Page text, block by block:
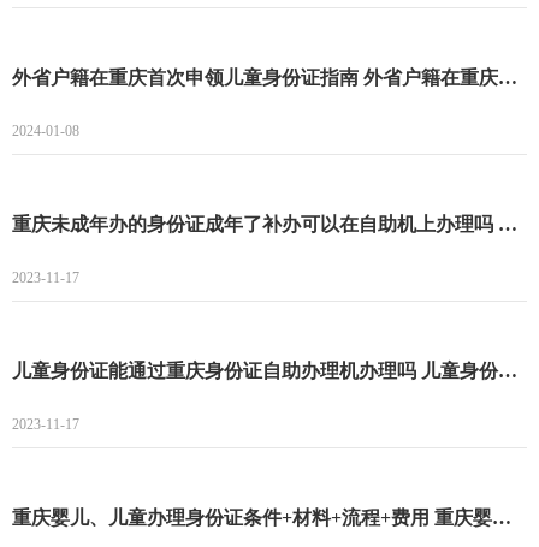
外省户籍在重庆首次申领儿童身份证指南 外省户籍在重庆首次申领儿童身份证条件+材料+流程
2024-01-08
重庆未成年办的身份证成年了补办可以在自助机上办理吗 重庆未成年办的身份证成年了补办能不能在自助机上办理
2023-11-17
儿童身份证能通过重庆身份证自助办理机办理吗 儿童身份证能不能通过重庆身份证自助办理机办理
2023-11-17
重庆婴儿、儿童办理身份证条件+材料+流程+费用 重庆婴儿、儿童办理身份证条件